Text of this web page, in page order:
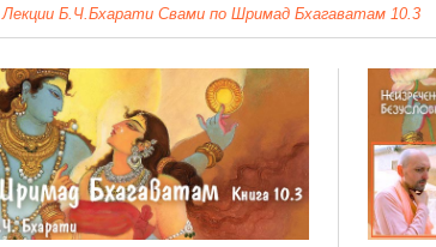
Лекции Б.Ч.Бхарати Свами по Шримад Бхагаватам 10.3